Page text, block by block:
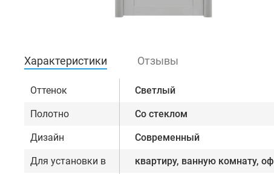
Характеристики Отзывы
Оттенок Светлый
Полотно Со стеклом
Дизайн Современный
Для установки в квартиру, ванную комнату,